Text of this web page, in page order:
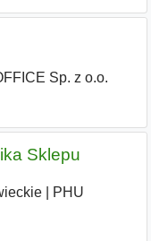
Sp. z o.o.
Sklepu
PHU